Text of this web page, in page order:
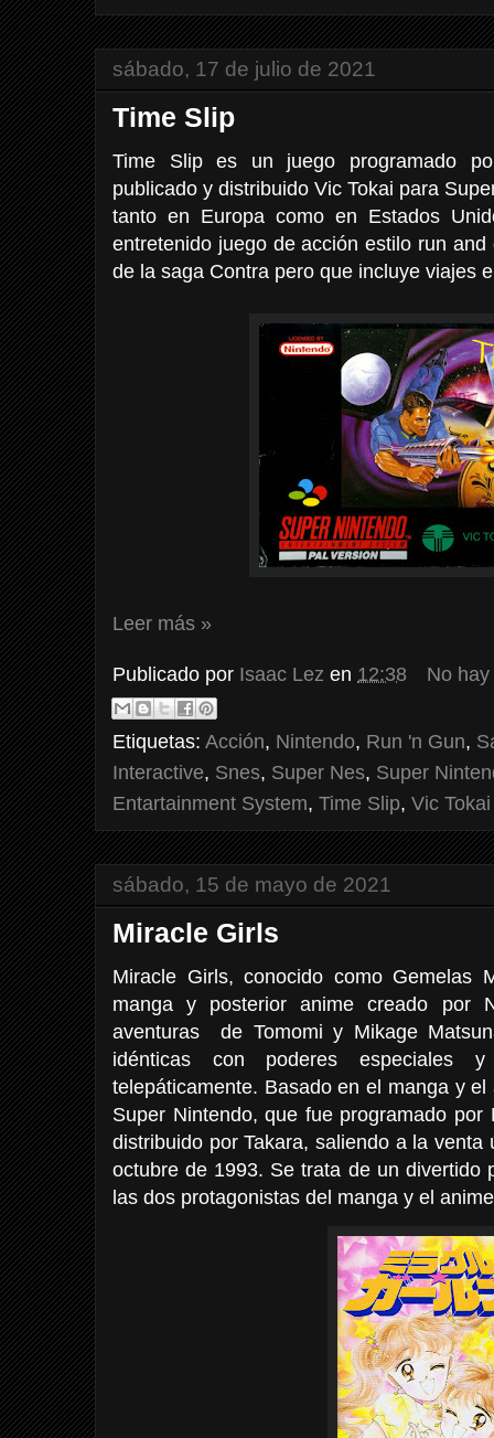
sábado, 17 de julio de 2021
Time Slip
Time Slip es un juego programado
publicado y distribuido Vic Tokai para
tanto en Europa como en Estados
entretenido juego de acción estilo run
de la saga Contra pero que incluye viajes
Leer más »
Publicado por Isaac Lez en 12:38 No
Etiquetas: Acción, Nintendo, Run 'n Gun,
Interactive, Snes, Super Nes, Super
Entartainment System, Time Slip, Vic Tokai
sábado, 15 de mayo de 2021
Miracle Girls
Miracle Girls, conocido como Gemelas
manga y posterior anime creado por
aventuras de Tomomi y Mikage
idénticas con poderes especiales
telepáticamente. Basado en el manga y
Super Nintendo, que fue programado
distribuido por Takara, saliendo a la
octubre de 1993. Se trata de un divertido
las dos protagonistas del manga y el